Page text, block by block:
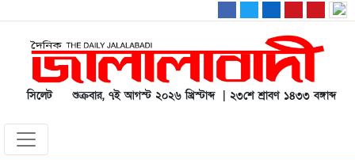
সিলেট শুক্রবার, ৭ই আগস্ট ২০২৬ খ্রিস্টাব্দ | ২৩শে শ্রাবণ ১৪৩৩ বঙ্গাব্দ